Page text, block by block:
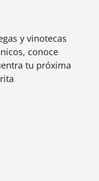
y vinotecas
conoce
tu próxima